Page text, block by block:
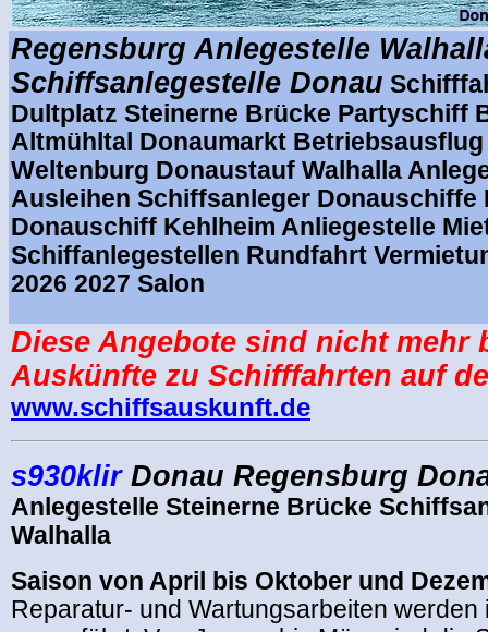
Regensburg Anlegestelle
Schiffsanlegestelle Donau
Dultplatz Steinerne Brücke Partyschiff
Altmühltal Donaumarkt
Weltenburg Donaustauf Walhalla
Ausleihen Schiffsanleger Donauschiffe
Donauschiff Kehlheim Anliegestelle
Schiffanlegestellen Rundfahrt
2026 2027 Salon
Diese Angebote sind nicht mehr
Auskünfte zu Schifffahrten auf
www.schiffsauskunft.de
s930klir Donau Regensburg
Anlegestelle Steinerne Brücke
Walhalla
Saison von April bis Oktober und
Reparatur- und Wartungsarbeiten werden